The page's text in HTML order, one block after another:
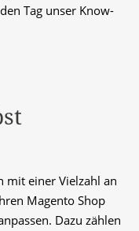
Tag unser Know-
mit einer Vielzahl an
Magento Shop